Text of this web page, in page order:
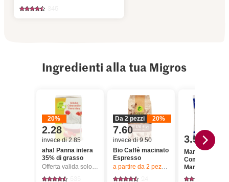
Ingredienti alla tua Migros
20%
2.28
invece di 2.85
aha! Panna intera
35% di grasso
Offerta valida solo dal 6.8 al 12.8.2026, fino a esaurimento dello stock.
Da 2 pezzi 20%
7.60
invece di 9.50
Bio Caffè macinato
Espresso
a partire da 2 pezzi, Offerta valida solo
3.50
Marshmallow
Company
Marshmallow